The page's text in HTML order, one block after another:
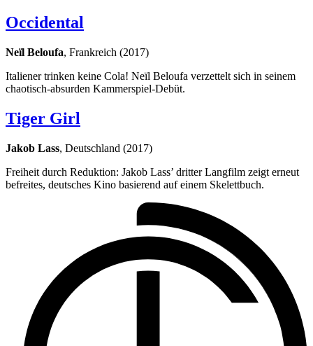
Occidental
Neïl Beloufa, Frankreich (2017)
Italiener trinken keine Cola! Neïl Beloufa verzettelt sich in seinem
chaotisch-absurden Kammerspiel-Debüt.
Tiger Girl
Jakob Lass, Deutschland (2017)
Freiheit durch Reduktion: Jakob Lass’ dritter Langfilm zeigt erneut
befreites, deutsches Kino basierend auf einem Skelettbuch.